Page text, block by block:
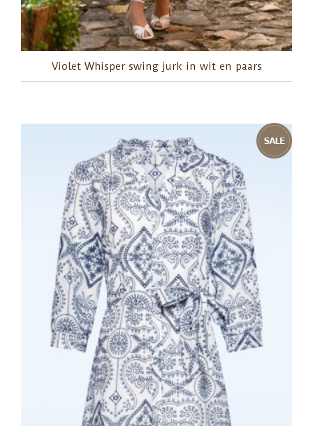
Violet Whisper swing jurk in wit en paars